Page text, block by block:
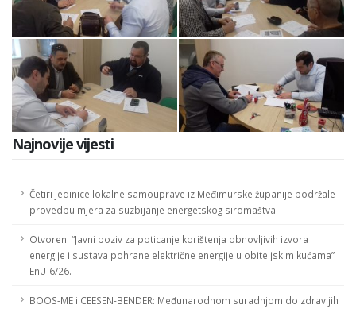
Najnovije vijesti
Četiri jedinice lokalne samouprave iz Međimurske županije podržale
provedbu mjera za suzbijanje energetskog siromaštva
Otvoreni “Javni poziv za poticanje korištenja obnovljivih izvora
energije i sustava pohrane električne energije u obiteljskim kućama”
EnU-6/26.
BOOS-ME i CEESEN-BENDER: Međunarodnom suradnjom do zdravijih i